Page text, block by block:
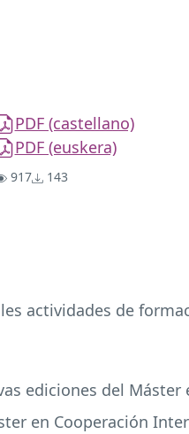
PDF (castellano)
PDF (euskera)
917 143
actividades de
ediciones del
en Cooperación